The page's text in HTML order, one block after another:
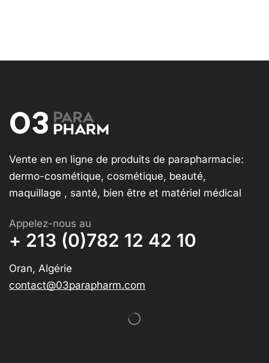
Vente en en ligne de produits de parapharmacie:
dermo-cosmétique, cosmétique, beauté,
maquillage , santé, bien être et matériel médical
Appelez-nous au
+ 213 (0)782 12 42 10
Oran, Algérie
contact@03parapharm.com